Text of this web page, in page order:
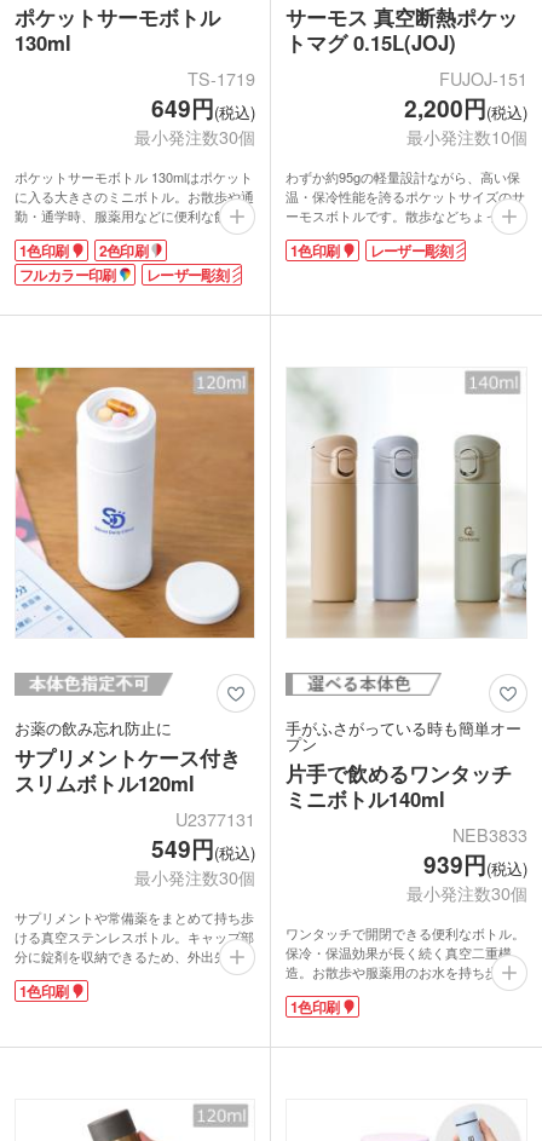
ポケットサーモボトル
130ml
TS-1719
649円(税込)
最小発注数30個
ポケットサーモボトル 130mlはポケット
に入る大きさのミニボトル。お散歩や通
勤・通学時、服薬用などに便利な飲み切
りサイズです。耐久性に優れた18-8ステ
ンレスを使用した真空二重構造で、飲み
頃温度をキープしてくれます。デスクワ
すね。
名入れができる回転シルク印刷は、オリ
ジナリティあふれる仕上がりに。高級感
を演出できるレーザー彫刻にも対応して
います。手頃なサイズなので、かさばら
ず配布しやすいのが嬉しいポイント。シ
ンプルなデザインの化粧箱に入れてお届
けします。
1色印刷
2色印刷
フルカラー印刷
レーザー彫刻
サーモス 真空断熱ポケッ
トマグ 0.15L(JOJ)
FUJOJ-151
2,200円(税込)
最小発注数10個
わずか約95gの軽量設計ながら、高い保
温・保冷性能を誇るポケットサイズのサ
ーモスボトルです。散歩などちょっとし
たお出かけにぴったり！容量約150ml
は、薬の服用にも便利です。
があるレーザー印刷に対応。思い出に残
1色印刷 レーザー彫刻
お薬の飲み忘れ防止に
サプリメントケース付き
スリムボトル120ml
U2377131
549円(税込)
最小発注数30個
サプリメントや常備薬をまとめて持ち歩
ける真空ステンレスボトル。キャップ部
分に錠剤を収納できるため、外出先での
飲み忘れを防ぎやすい設計です。容量
120mlのコンパクトサイズで、バッグや
側面にはオリジナル印刷ができ、企業ロ
ア向けノベルティとして、実用性の高い
アイテムは人気があります。
1色印刷
手がふさがっている時も簡単オー
プン
片手で飲めるワンタッチ
ミニボトル140ml
NEB3833
939円(税込)
最小発注数30個
ワンタッチで開閉できる便利なボトル。
保冷・保温効果が長く続く真空二重構
造。お散歩や服薬用のお水を持ち歩くの
に丁度いい140mlサイズです。安心のロ
ック機構付き。小さいカバンにもすっぽ
ファッションにもおしゃれにマッチする
で印刷が映えますよ。周年記念品制作な
1色印刷